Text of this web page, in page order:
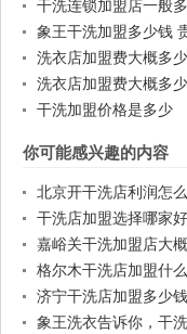
干洗连锁加盟店一般
象王干洗加盟多少钱
洗衣店加盟费大概多少
洗衣店加盟费大概多
干洗加盟价格是多少
你可能感兴趣的内容
北京开干洗店利润怎
干洗店加盟选择哪家好
嘉峪关干洗加盟店大
格尔木干洗店加盟什
济宁干洗店加盟多少钱
象王洗衣告诉你，干